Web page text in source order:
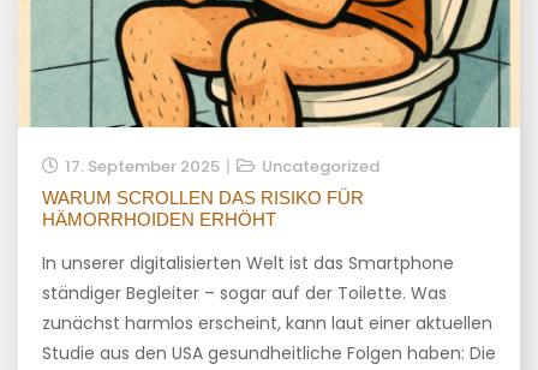
17. September 2025 Uncategorized
WARUM SCROLLEN DAS RISIKO FÜR
HÄMORRHOIDEN ERHÖHT
In unserer digitalisierten Welt ist das Smartphone
ständiger Begleiter – sogar auf der Toilette. Was
zunächst harmlos erscheint, kann laut einer aktuellen
Studie aus den USA gesundheitliche Folgen haben: Die